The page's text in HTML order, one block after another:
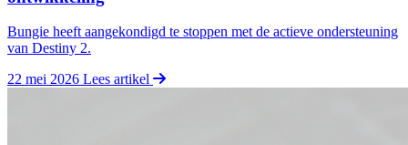
Bungie heeft aangekondigd te stoppen met de actieve ondersteuning
van Destiny 2.
22 mei 2026 Lees artikel